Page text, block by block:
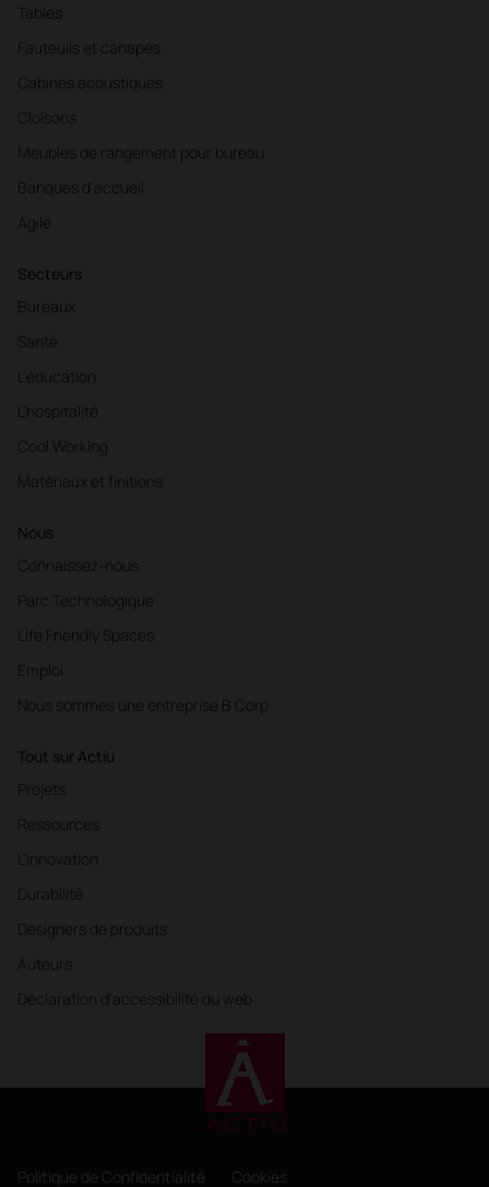
Tables
Fauteuils et canapés
Cabines acoustiques
Cloisons
Meubles de rangement pour bureau
Banques d'accueil
Agile
Secteurs
Bureaux
Santé
L'éducation
L'hospitalité
Cool Working
Matériaux et finitions
Nous
Connaissez-nous
Parc Technologique
Life Friendly Spaces
Emploi
Nous sommes une entreprise B Corp
Tout sur Actiu
Projets
Ressources
L'innovation
Durabilité
Designers de produits
Auteurs
Déclaration d'accessibilité du web
Politique de Confidentialité Cookies